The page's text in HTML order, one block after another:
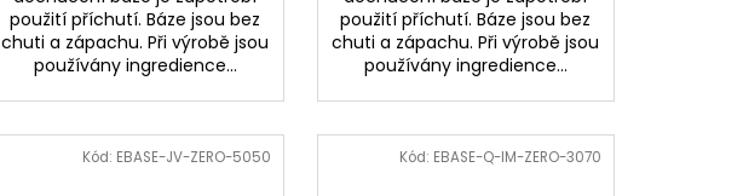
použití příchutí. Báze jsou bez
chuti a zápachu. Při výrobě jsou
používány ingredience...
použití příchutí. Báze jsou bez
chuti a zápachu. Při výrobě jsou
používány ingredience...
Kód: EBASE-JV-ZERO-5050 Kód: EBASE-Q-IM-ZERO-3070